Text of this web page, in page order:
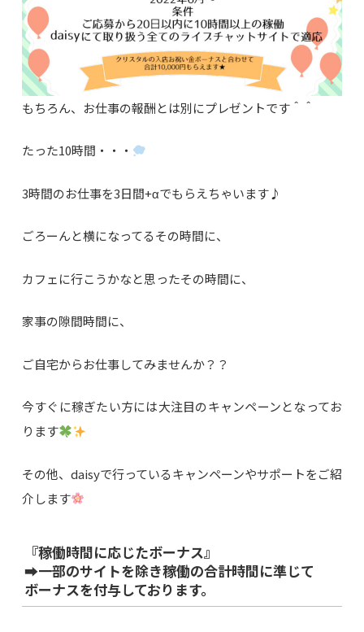
もちろん、お仕事の報酬とは別にプレゼントです＾＾
たった10時間・・・
3時間のお仕事を3日間+αでもらえちゃいます♪
ごろーんと横になってるその時間に、
カフェに行こうかなと思ったその時間に、
家事の隙間時間に、
ご自宅からお仕事してみませんか？？
今すぐに稼ぎたい方には大注目のキャンペーンとなってお
ります
その他、daisyで行っているキャンペーンやサポートをご紹
介します
『稼働時間に応じたボーナス』
➡一部のサイトを除き稼働の合計時間に準じて
ボーナスを付与しております。